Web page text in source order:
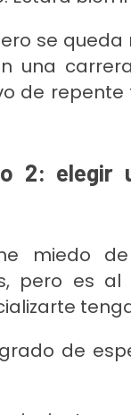
se
una
de
2: elegir
miedo
pero es
de